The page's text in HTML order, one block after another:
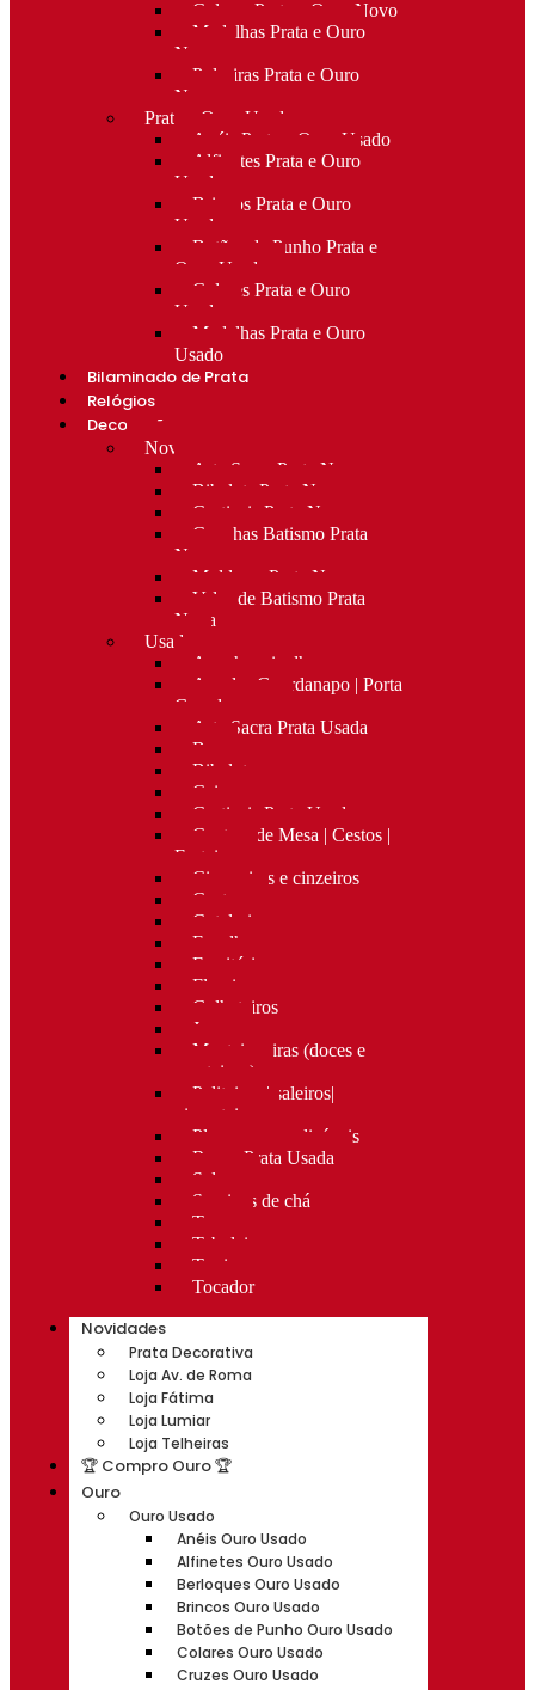
Colares Prata e Ouro Novo
Medalhas Prata e Ouro
Novo
Pulseiras Prata e Ouro
Novo
Prata e Ouro Usado
Anéis Prata e Ouro Usado
Alfinetes Prata e Ouro
Usado
Brincos Prata e Ouro
Usado
Botões de Punho Prata e
Ouro Usado
Colares Prata e Ouro
Usado
Medalhas Prata e Ouro
Usado
Bilaminado de Prata
Relógios
Decoração
Novo
Arte Sacra Prata Nova
Bibelots Prata Nova
Castiçais Prata Nova
Conchas Batismo Prata
Nova
Molduras Prata Nova
Velas de Batismo Prata
Nova
Usado
Apanha migalhas
Argolas Guardanapo | Porta
Guardanapos
Arte Sacra Prata Usada
Bar
Bibelots
Caixas
Castiçais Prata Usada
Centros de Mesa | Cestos |
Fruteiras
Cigarreiras e cinzeiros
Costura
Cutelaria
Espelhos
Escritório
Floreiras
Galheteiros
Jarras
Manteigueiras (doces e
manteigas)
Paliteiros | saleiros|
pimenteiros
Placas personalizáveis
Rocas Prata Usada
Salvas
Serviços de chá
Taças
Tabuleiros
Terrinas
Tocador
Novidades
Prata Decorativa
Loja Av. de Roma
Loja Fátima
Loja Lumiar
Loja Telheiras
🏆 Compro Ouro 🏆
Ouro
Ouro Usado
Anéis Ouro Usado
Alfinetes Ouro Usado
Berloques Ouro Usado
Brincos Ouro Usado
Botões de Punho Ouro Usado
Colares Ouro Usado
Cruzes Ouro Usado